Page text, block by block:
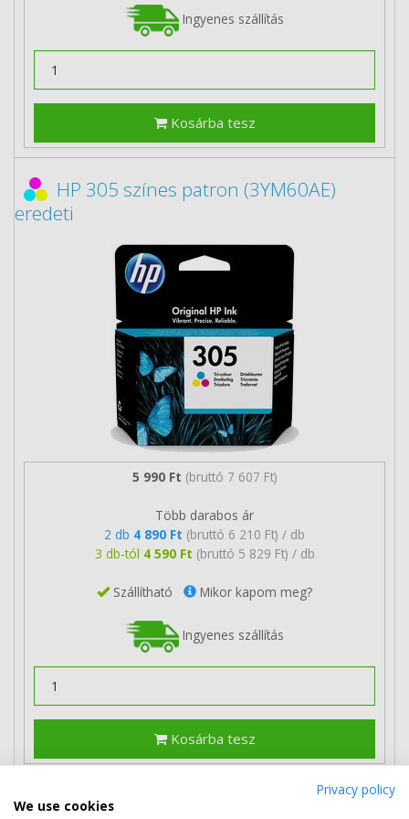
Ingyenes szállítás
Kosárba tesz
HP 305 színes patron (3YM60AE)
eredeti
5 990 Ft (bruttó 7 607 Ft)
Több darabos ár
2 db 4 890 Ft (bruttó 6 210 Ft) / db
3 db-tól 4 590 Ft (bruttó 5 829 Ft) / db
Szállítható Mikor kapom meg?
Ingyenes szállítás
Kosárba tesz
HP 305XL nagykapacitású színes
Privacy policy
We use cookies